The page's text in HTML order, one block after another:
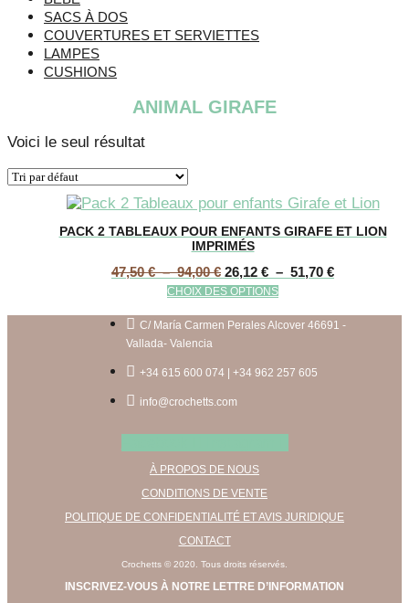
SACS À DOS
COUVERTURES ET SERVIETTES
LAMPES
CUSHIONS
ANIMAL GIRAFE
Voici le seul résultat
PACK 2 TABLEAUX POUR ENFANTS GIRAFE ET LION
IMPRIMÉS
47,50€ – 94,00€Plage
de
prix :
47,50 €
à
26,12 € – 51,70 €Plage
26,12 €
à
CHOIX DES OPTIONSCe
a
Les
être
choisies
page
du
C/ María Carmen Perales Alcover 46691 -
Vallada- Valencia
+34 615 600 074 | +34 962 257 605
info@crochetts.com
À PROPOS DE NOUS
CONDITIONS DE VENTE
POLITIQUE DE CONFIDENTIALITÉ ET AVIS JURIDIQUE
CONTACT
Crochetts © 2020. Tous droits réservés.
INSCRIVEZ-VOUS À NOTRE LETTRE D’INFORMATION